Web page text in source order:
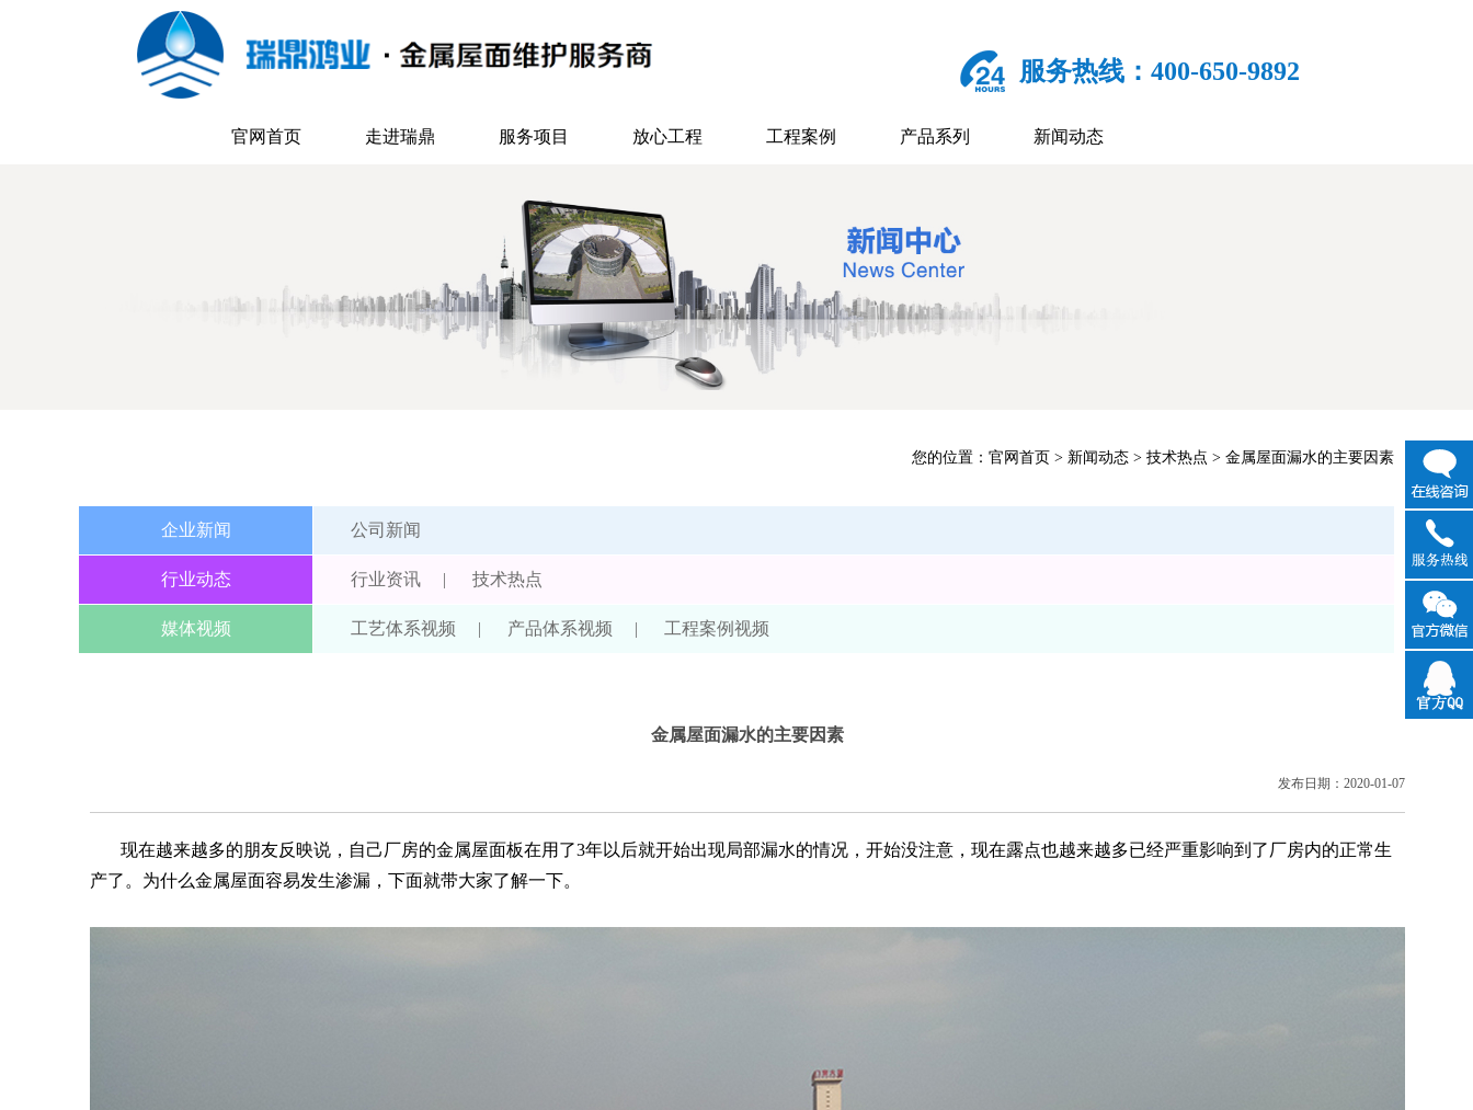
服务热线：400-650-9892
官网首页 走进瑞鼎 服务项目 放心工程 工程案例 产品系列 新闻动态
您的位置： 官网首页 > 新闻动态 > 技术热点 > 金属屋面漏水的主要因素
企业新闻 公司新闻
行业动态 行业资讯 | 技术热点
媒体视频 工艺体系视频 | 产品体系视频 | 工程案例视频
金属屋面漏水的主要因素
发布日期：2020-01-07
现在越来越多的朋友反映说，自己厂房的金属屋面板在用了3年以后就开始出现局部漏水的情况，开始没注意，现在露点也越来越多已经严重影响到了厂房内的正常生
产了。为什么金属屋面容易发生渗漏，下面就带大家了解一下。
在线咨
询